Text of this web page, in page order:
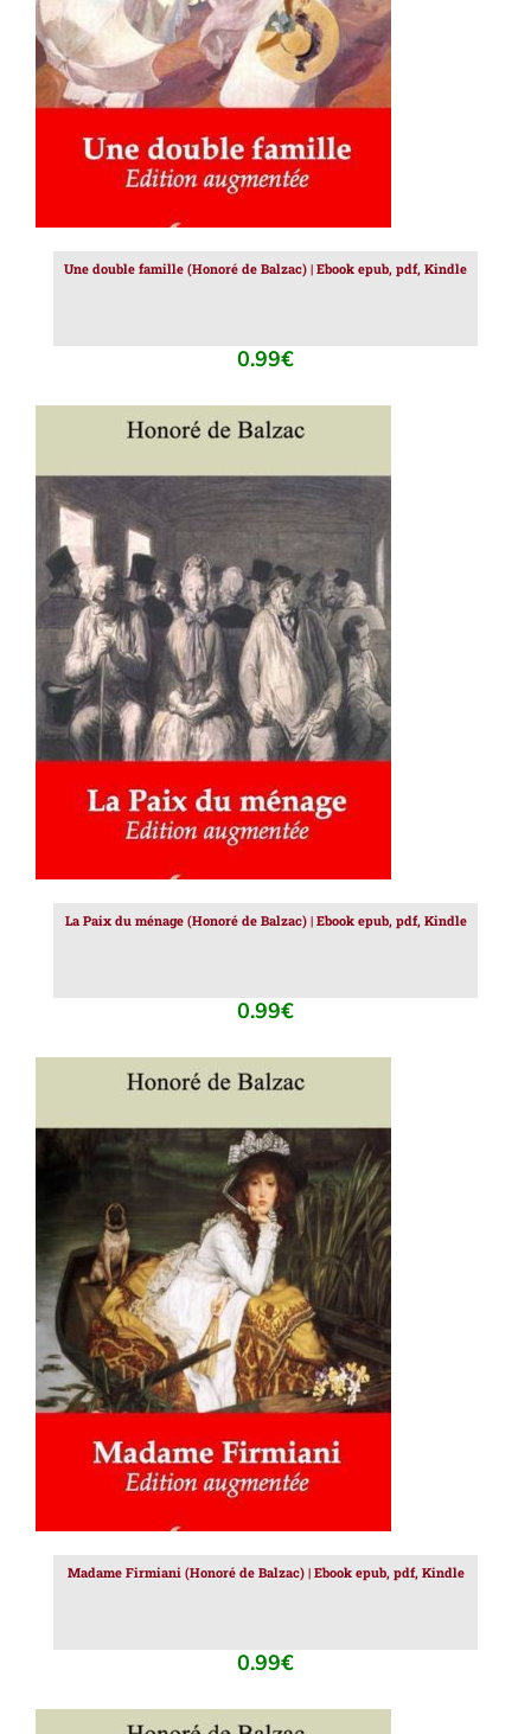
Une double famille (Honoré de Balzac) | Ebook epub, pdf, Kindle
0.99€
AJOUTER AU PANIER / DÉTAILS
La Paix du ménage (Honoré de Balzac) | Ebook epub, pdf, Kindle
0.99€
AJOUTER AU PANIER / DÉTAILS
Madame Firmiani (Honoré de Balzac) | Ebook epub, pdf, Kindle
0.99€